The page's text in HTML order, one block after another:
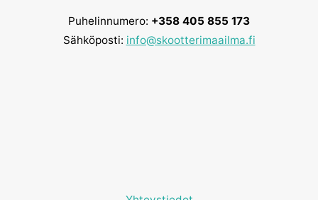
Puhelinnumero: +358 405 855 173
Sähköposti: info@skootterimaailma.fi